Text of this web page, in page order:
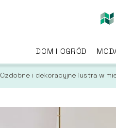
DOM I OGRÓD
Ozdobne i dekoracyjne lustra w